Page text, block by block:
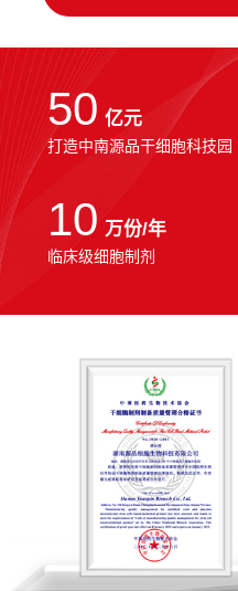
50 亿元
打造中南源品干细胞科技园
10 万份/年
临床级细胞制剂